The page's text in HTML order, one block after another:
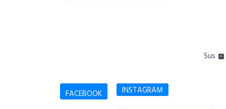
Sus
FACEBOOK INSTAGRAM